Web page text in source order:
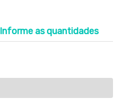
Informe as quantidades